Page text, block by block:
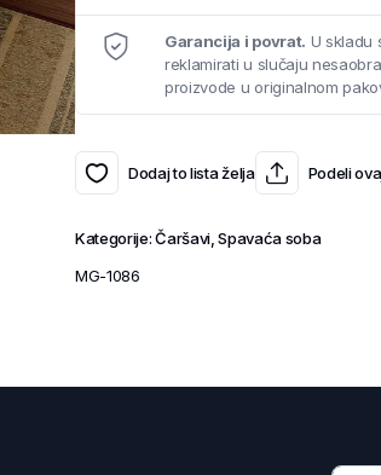
Garancija i povrat. U skladu
reklamirati u slučaju
proizvode u originalnom
Dodaj to lista želja Podeli
Kategorije:Čaršavi,Spavaća soba
MG-1086